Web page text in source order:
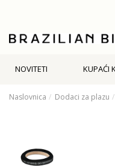
NOVITETI KUPAĆI
Naslovnica Dodaci za plazu